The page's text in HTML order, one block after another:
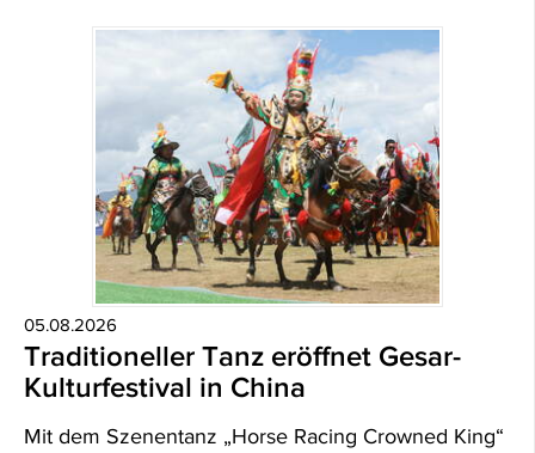
05.08.2026
Traditioneller Tanz eröffnet Gesar-
Kulturfestival in China
Mit dem Szenentanz „Horse Racing Crowned King“